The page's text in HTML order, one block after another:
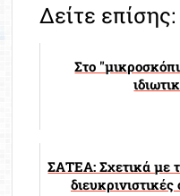
Δείτε επίσης:
Στο
ΣΑΤΕΑ: Σχετικά με